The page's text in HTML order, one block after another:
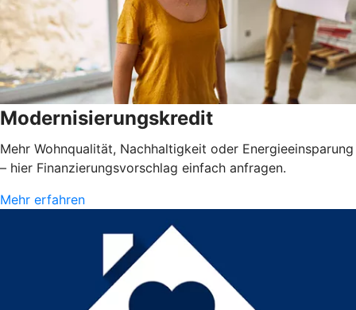
Modernisierungskredit
Mehr Wohnqualität, Nachhaltigkeit oder Energieeinsparung
– hier Finanzierungsvorschlag einfach anfragen.
Mehr erfahren